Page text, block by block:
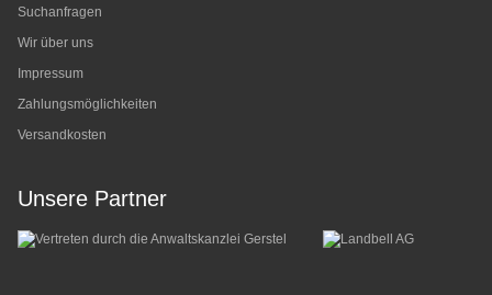
Suchanfragen
Wir über uns
Impressum
Zahlungsmöglichkeiten
Versandkosten
Unsere Partner